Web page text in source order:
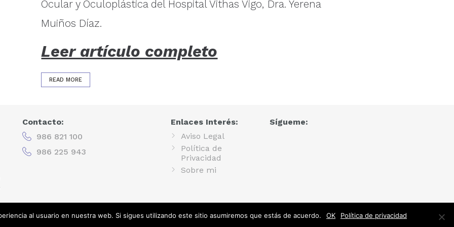
Ocular y Oculoplástica del Hospital Vithas Vigo, Dra. Yerena
Muiños Díaz.
Leer artículo completo
READ MORE
Contacto:
986 821 100
986 225 943
Enlaces Interés:
Aviso Legal
Política de
Privacidad
Sobre mi
Sígueme:
al usuario en nuestra web. Si sigues utilizando este sitio asumiremos que estás de acuerdo. OK Política de privacidad